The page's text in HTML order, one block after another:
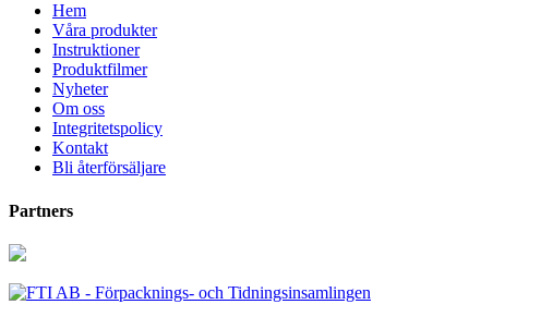
Hem
Våra produkter
Instruktioner
Produktfilmer
Nyheter
Om oss
Integritetspolicy
Kontakt
Bli återförsäljare
Partners